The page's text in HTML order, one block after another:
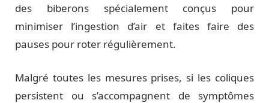
des biberons spécialement conçus pour
minimiser l’ingestion d’air et faites faire des
pauses pour roter régulièrement.
Malgré toutes les mesures prises, si les coliques
persistent ou s’accompagnent de symptômes